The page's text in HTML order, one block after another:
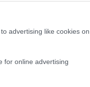
advertising like cookies on
for online advertising
πρέπει